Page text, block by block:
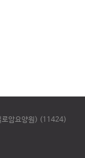
로암요양원) (11424)